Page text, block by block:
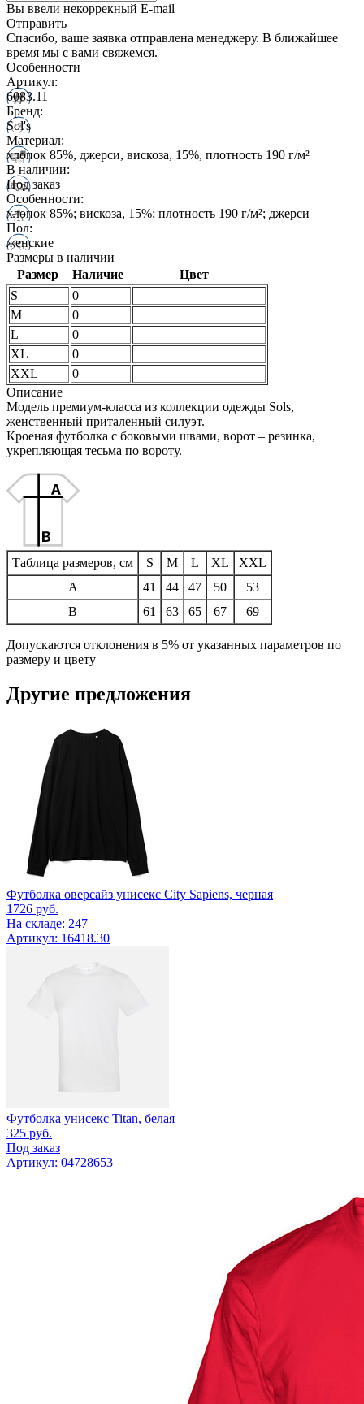
Вы ввели некоррекный E-mail
Отправить
Спасибо, ваше заявка отправлена менеджеру. В ближайшее
время мы с вами свяжемся.
Особенности
Артикул:
6083.11
Бренд:
Sol's
Материал:
хлопок 85%, джерси, вискоза, 15%, плотность 190 г/м²
В наличии:
Под заказ
Особенности:
хлопок 85%; вискоза, 15%; плотность 190 г/м²; джерси
Пол:
женские
Размеры в наличии
Размер
Наличие
Цвет
S
0
M
0
L
0
XL
0
XXL
0
Описание
Модель премиум-класса из коллекции одежды Sols,
женственный приталенный силуэт.
Кроеная футболка с боковыми швами, ворот – резинка,
укрепляющая тесьма по вороту.
Таблица размеров, см S M L XL
XXL
A
41 44 47 50
53
B
61 63 65 67 69
Допускаются отклонения в 5% от указанных параметров по
размеру и цвету
Другие предложения
Футболка оверсайз унисекс City Sapiens, черная
1726 руб.
На складе: 247
Артикул: 16418.30
Футболка унисекс Titan, белая
325 руб.
Под заказ
Артикул: 04728653